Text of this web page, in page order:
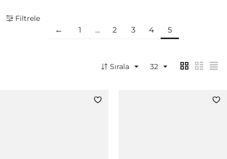
Filtrele
1 ... 2 3 4 5
Sırala 32